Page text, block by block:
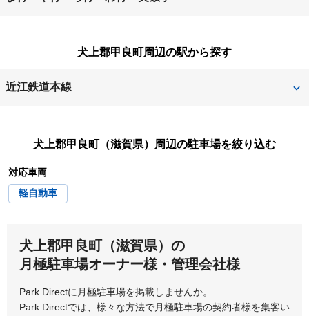
甲賀市
湖南市
犬上郡甲良町周辺の駅から探す
近江鉄道本線
犬上郡甲良町（滋賀県）
周辺の駐車場を絞り込む
対応車両
軽自動車
犬上郡甲良町（滋賀県）の
月極駐車場オーナー様・管理会社様
Park Directに月極駐車場を掲載しませんか。
Park Directでは、様々な方法で月極駐車場の契約者様を集客い